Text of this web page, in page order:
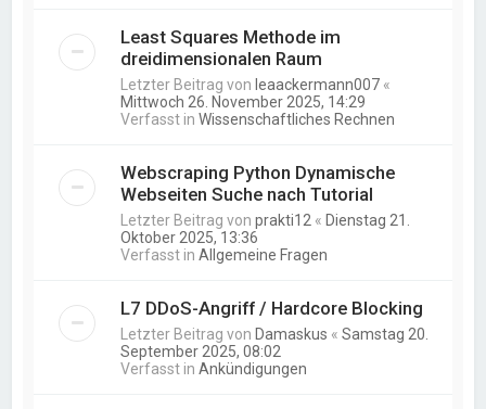
Least Squares Methode im
dreidimensionalen Raum
Letzter Beitrag von leaackermann007 «
Mittwoch 26. November 2025, 14:29
Verfasst inWissenschaftliches Rechnen
Webscraping Python Dynamische
Webseiten Suche nach Tutorial
Letzter Beitrag vonprakti12 « Dienstag 21.
Oktober 2025, 13:36
Verfasst inAllgemeine Fragen
L7 DDoS-Angriff / Hardcore Blocking
Letzter Beitrag von Damaskus «Samstag 20.
September 2025, 08:02
Verfasst inAnkündigungen